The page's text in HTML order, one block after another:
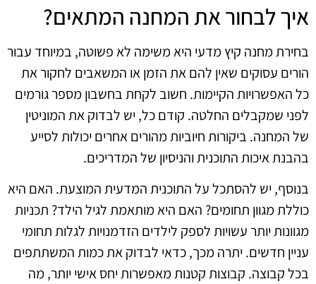
איך לבחור את המחנה המתאים?
בחירת מחנה קיץ מדעי היא משימה לא פשוטה, במיוחד עבור
הורים עסוקים שאין להם את הזמן או המשאבים לחקור את
כל האפשרויות הקיימות. חשוב לקחת בחשבון מספר גורמים
לפני שמקבלים החלטה. קודם כל, יש לבדוק את המוניטין
של המחנה. ביקורות חיוביות מהורים אחרים יכולות לסייע
בהבנת איכות התוכנית והניסיון של המדריכים.
בנוסף, יש להסתכל על התוכנית המדעית המוצעת. האם היא
כוללת מגוון תחומים? האם היא מותאמת לגיל הילד? תכניות
מגוונות יותר עשויות לספק לילדים הזדמנויות לגלות תחומי
עניין חדשים. יתרה מכך, כדאי לבדוק את כמות המשתתפים
בכל קבוצה. קבוצות קטנות מאפשרות יחס אישי יותר, מה